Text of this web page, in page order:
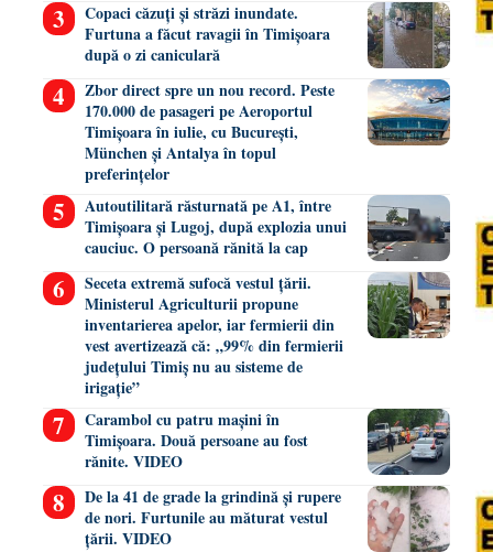
Copaci căzuți și străzi inundate.
Furtuna a făcut ravagii în Timișoara
după o zi caniculară
Zbor direct spre un nou record. Peste
170.000 de pasageri pe Aeroportul
Timișoara în iulie, cu București,
München și Antalya în topul
preferințelor
Autoutilitară răsturnată pe A1, între
Timișoara și Lugoj, după explozia unui
cauciuc. O persoană rănită la cap
Seceta extremă sufocă vestul țării.
Ministerul Agriculturii propune
inventarierea apelor, iar fermierii din
vest avertizează că: „99% din fermierii
județului Timiș nu au sisteme de
irigație”
Carambol cu patru mașini în
Timișoara. Două persoane au fost
rănite. VIDEO
De la 41 de grade la grindină și rupere
de nori. Furtunile au măturat vestul
țării. VIDEO